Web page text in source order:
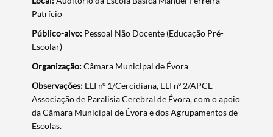
Patrício
Público-alvo: Pessoal Não Docente (Educação Pré-
Escolar)
Organização:Câmara Municipal de Évora
Observações: ELI nº 1/Cercidiana, ELI nº 2/APCE –
Associação de Paralisia Cerebral de Évora, com o apoio
da Câmara Municipal de Évora e dos Agrupamentos de
Escolas.